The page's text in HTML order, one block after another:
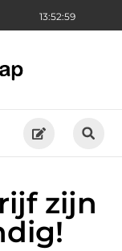
13:53:00
zijn